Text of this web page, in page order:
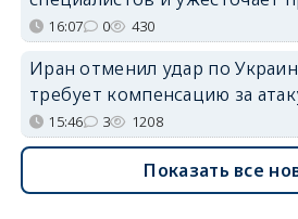
16:07 0 430
Иран отменил удар по
требует компенсацию за
15:46 3 1208
Показать все